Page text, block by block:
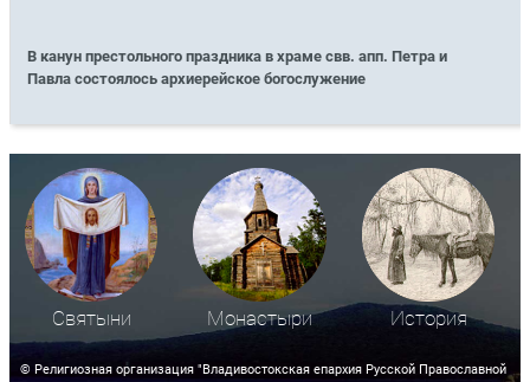
В канун престольного праздника в храме свв. апп. Петра и
Павла состоялось архиерейское богослужение
Святыни Монастыри История
© Религиозная организация "Владивостокская епархия Русской Православной